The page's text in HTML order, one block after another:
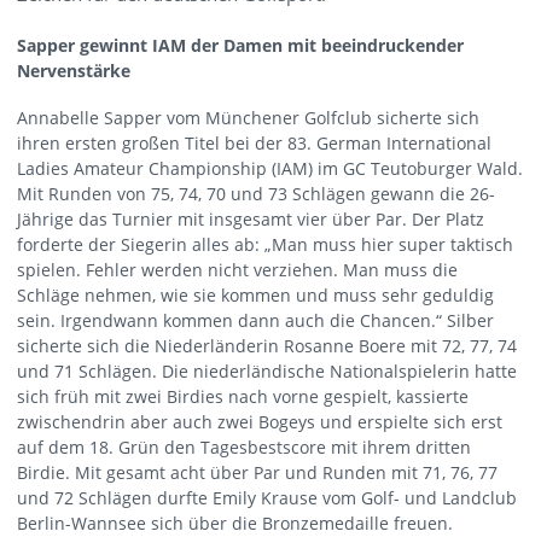
Sapper gewinnt IAM der Damen mit beeindruckender
Nervenstärke
Annabelle Sapper vom Münchener Golfclub sicherte sich
ihren ersten großen Titel bei der 83. German International
Ladies Amateur Championship (IAM) im GC Teutoburger Wald.
Mit Runden von 75, 74, 70 und 73 Schlägen gewann die 26-
Jährige das Turnier mit insgesamt vier über Par. Der Platz
forderte der Siegerin alles ab: „Man muss hier super taktisch
spielen. Fehler werden nicht verziehen. Man muss die
Schläge nehmen, wie sie kommen und muss sehr geduldig
sein. Irgendwann kommen dann auch die Chancen.“ Silber
sicherte sich die Niederländerin Rosanne Boere mit 72, 77, 74
und 71 Schlägen. Die niederländische Nationalspielerin hatte
sich früh mit zwei Birdies nach vorne gespielt, kassierte
zwischendrin aber auch zwei Bogeys und erspielte sich erst
auf dem 18. Grün den Tagesbestscore mit ihrem dritten
Birdie. Mit gesamt acht über Par und Runden mit 71, 76, 77
und 72 Schlägen durfte Emily Krause vom Golf- und Landclub
Berlin-Wannsee sich über die Bronzemedaille freuen.